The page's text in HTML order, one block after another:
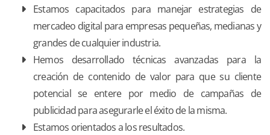
Estamos capacitados para manejar estrategias de
mercadeo digital para empresas pequeñas, medianas y
grandes de cualquier industria.
Hemos desarrollado técnicas avanzadas para la
creación de contenido de valor para que su cliente
potencial se entere por medio de campañas de
publicidad para asegurarle el éxito de la misma.
Estamos orientados a los resultados.